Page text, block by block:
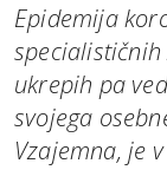
Epidemija
ukrepih pa
svojega
Vzajemna, je